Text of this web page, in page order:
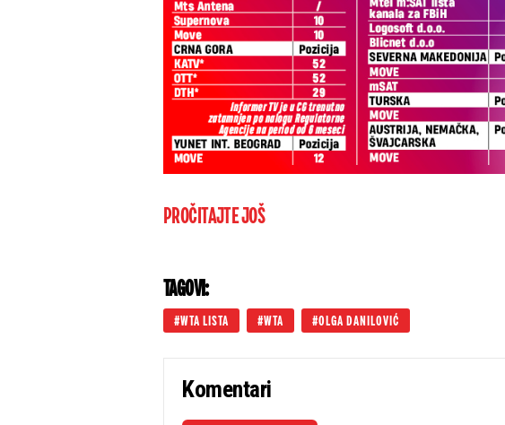
PROČITAJTE JOŠ
TAGOVI:
WTA LISTA WTA OLGA DANILOVIĆ
Komentari